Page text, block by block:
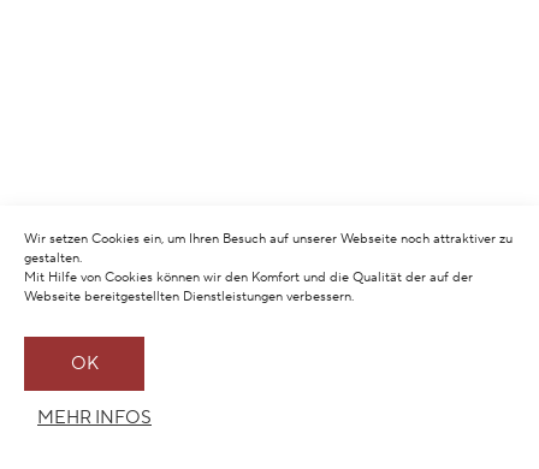
Wir setzen Cookies ein, um Ihren Besuch auf unserer Webseite noch attraktiver zu
gestalten.
Mit Hilfe von Cookies können wir den Komfort und die Qualität der auf der
Webseite bereitgestellten Dienstleistungen verbessern.
OK
MEHR INFOS